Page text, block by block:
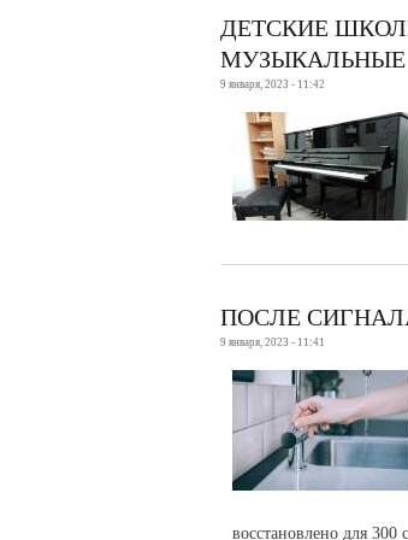
ДЕТСКИЕ
9 января, 2023 - 11:42
ПОСЛЕ
9 января, 2023 - 11:41
восстановлено для 300